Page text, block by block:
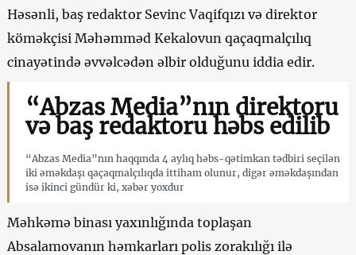
Həsənli, baş redaktor Sevinc Vaqifqızı və direktor
köməkçisi Məhəmməd Kekalovun qaçaqmalçılıq
cinayətində əvvəlcədən əlbir olduğunu iddia edir.
“Abzas Media”nın direktoru
və baş redaktoru həbs edilib
“Abzas Media”nın haqqında 4 aylıq həbs-qətimkan tədbiri seçilən
iki əməkdaşı qaçaqmalçılıqda ittiham olunur, digər əməkdaşından
isə ikinci gündür ki, xəbər yoxdur
Məhkəmə binası yaxınlığında toplaşan
Absalamovanın həmkarları polis zorakılığı ilə